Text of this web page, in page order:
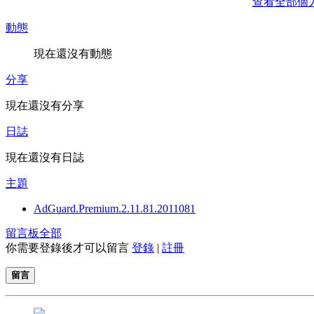
動態
現在還沒有動態
分享
現在還沒有分享
日誌
現在還沒有日誌
主題
AdGuard.Premium.2.11.81.2011081
留言板全部
你需要登錄後才可以留言 登錄 | 註冊
留言